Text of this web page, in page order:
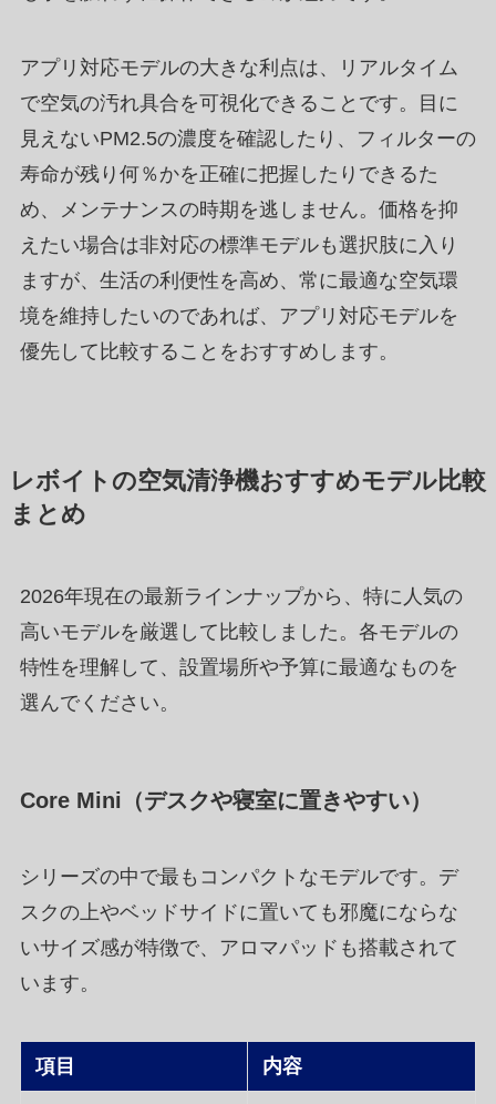
アプリ対応モデルの大きな利点は、リアルタイム
で空気の汚れ具合を可視化できることです。目に
見えないPM2.5の濃度を確認したり、フィルターの
寿命が残り何％かを正確に把握したりできるた
め、メンテナンスの時期を逃しません。価格を抑
えたい場合は非対応の標準モデルも選択肢に入り
ますが、生活の利便性を高め、常に最適な空気環
境を維持したいのであれば、アプリ対応モデルを
優先して比較することをおすすめします。
レボイトの空気清浄機おすすめモデル比較
まとめ
2026年現在の最新ラインナップから、特に人気の
高いモデルを厳選して比較しました。各モデルの
特性を理解して、設置場所や予算に最適なものを
選んでください。
Core Mini（デスクや寝室に置きやすい）
シリーズの中で最もコンパクトなモデルです。デ
スクの上やベッドサイドに置いても邪魔にならな
いサイズ感が特徴で、アロマパッドも搭載されて
います。
項目 内容